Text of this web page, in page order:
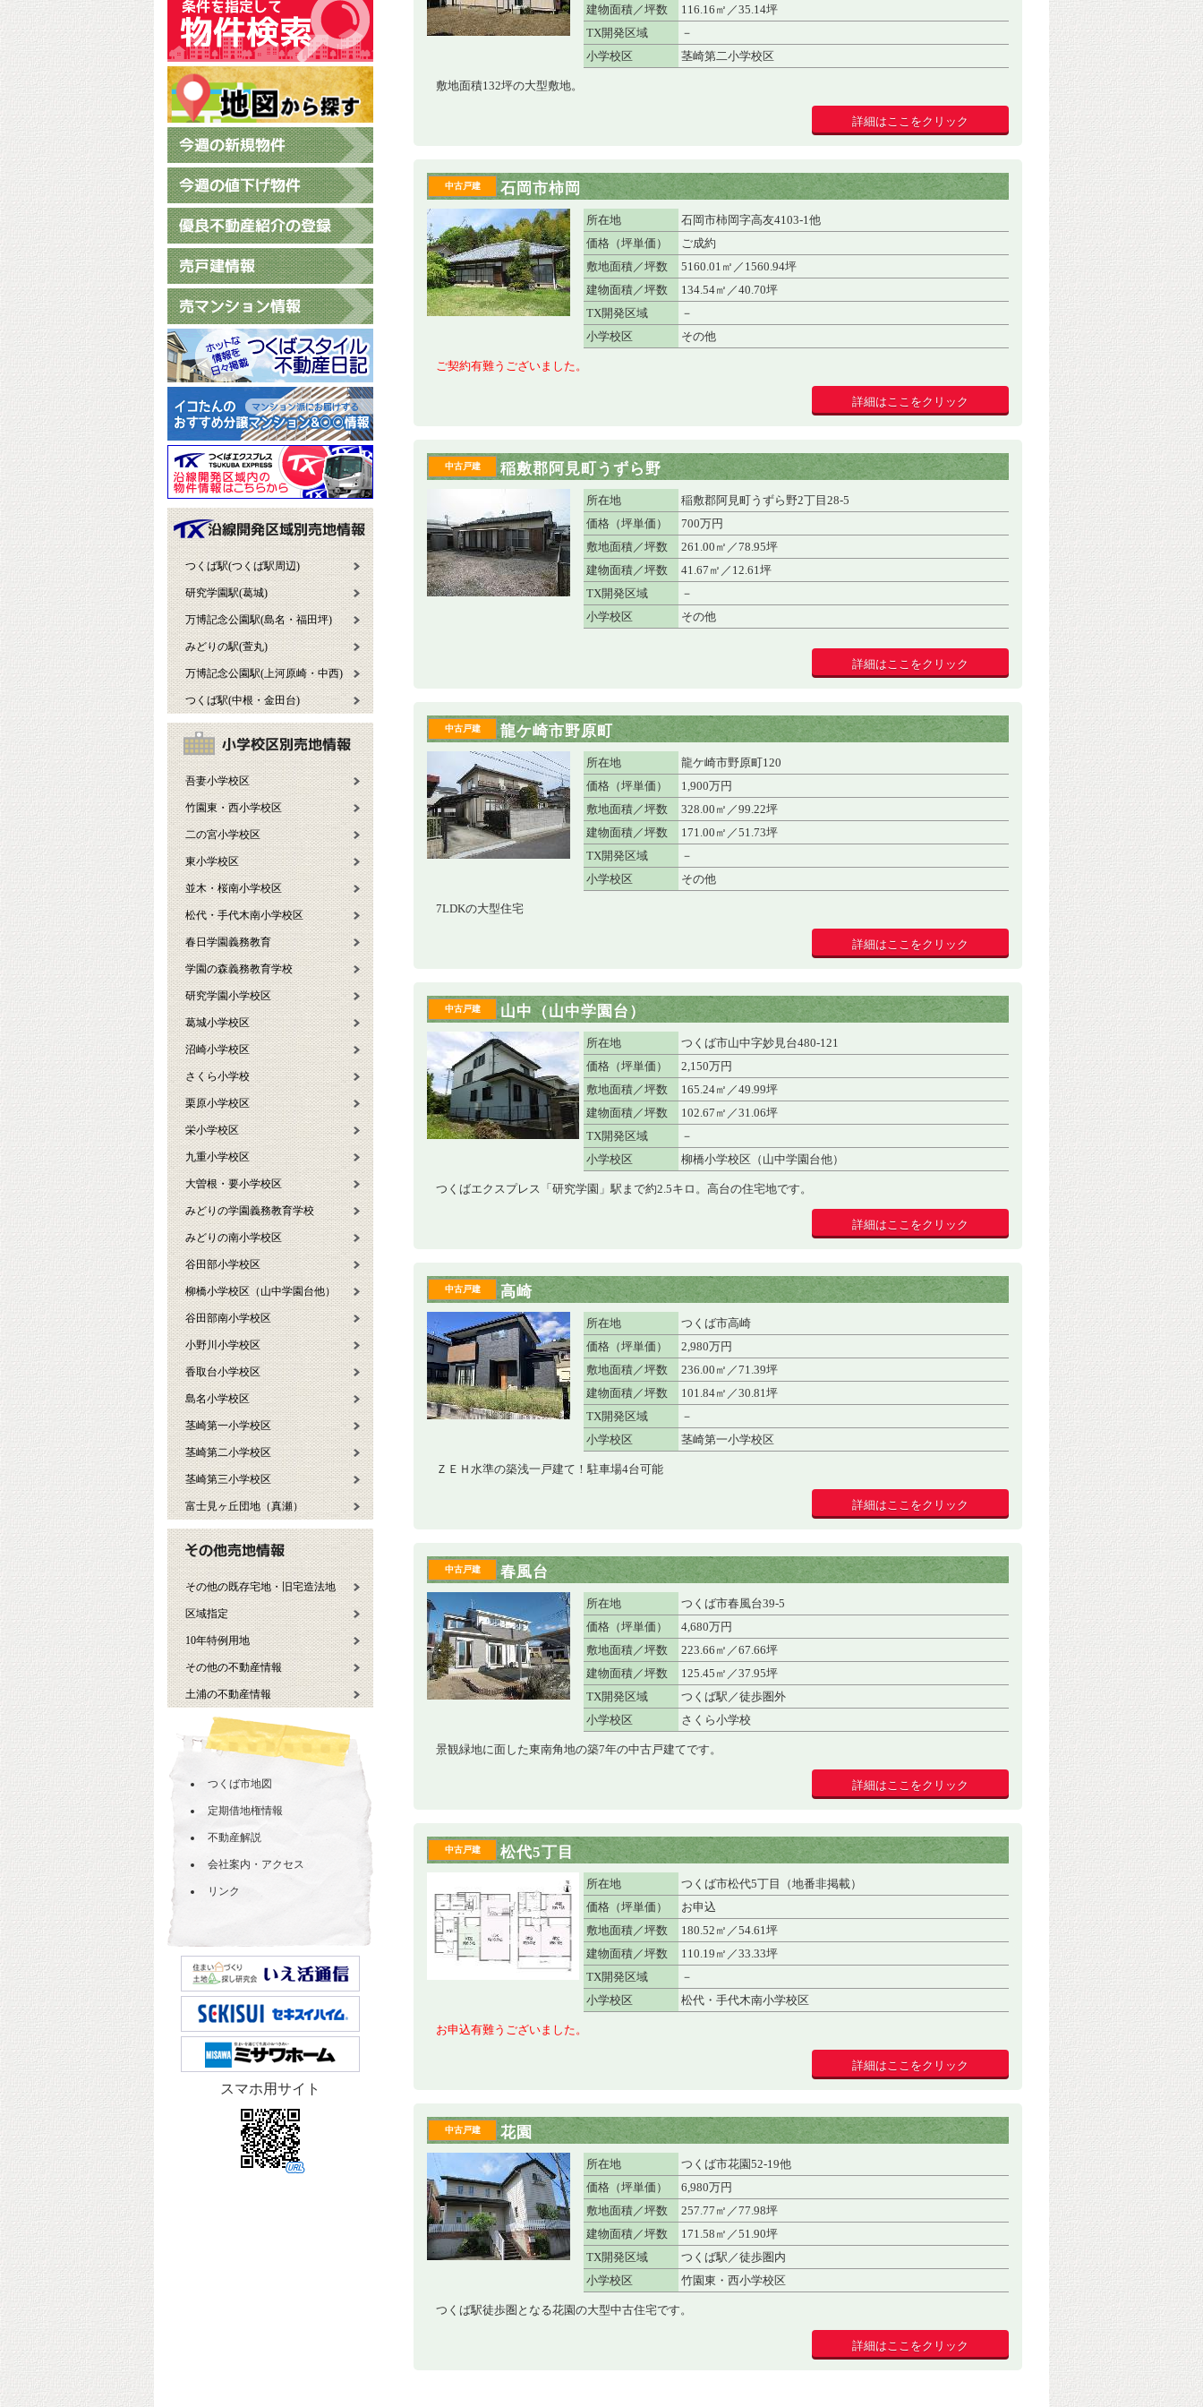
つくば駅(つくば駅周辺)
研究学園駅(葛城)
万博記念公園駅(島名・福田坪)
みどりの駅(萱丸)
万博記念公園駅(上河原崎・中西)
つくば駅(中根・金田台)
吾妻小学校区
竹園東・西小学校区
二の宮小学校区
東小学校区
並木・桜南小学校区
松代・手代木南小学校区
春日学園義務教育
学園の森義務教育学校
研究学園小学校区
葛城小学校区
沼崎小学校区
さくら小学校
栗原小学校区
栄小学校区
九重小学校区
大曽根・要小学校区
みどりの学園義務教育学校
みどりの南小学校区
谷田部小学校区
柳橋小学校区（山中学園台他）
谷田部南小学校区
小野川小学校区
香取台小学校区
島名小学校区
茎崎第一小学校区
茎崎第二小学校区
茎崎第三小学校区
富士見ヶ丘団地（真瀬）
その他の既存宅地・旧宅造法地
区域指定
10年特例用地
その他の不動産情報
土浦の不動産情報
つくば市地図
定期借地権情報
不動産解説
会社案内・アクセス
リンク
スマホ用サイト
建物面積／坪数
116.16㎡／35.14坪
TX開発区域
－
小学校区
茎崎第二小学校区
敷地面積132坪の大型敷地。
詳細はここをクリック
中古戸建 石岡市柿岡
所在地
石岡市柿岡字高友4103-1他
価格（坪単価）
ご成約
敷地面積／坪数
5160.01㎡／1560.94坪
建物面積／坪数
134.54㎡／40.70坪
TX開発区域
－
小学校区
その他
ご契約有難うございました。
詳細はここをクリック
中古戸建 稲敷郡阿見町うずら野
所在地
稲敷郡阿見町うずら野2丁目28-5
価格（坪単価）
700万円
敷地面積／坪数
261.00㎡／78.95坪
建物面積／坪数
41.67㎡／12.61坪
TX開発区域
－
小学校区
その他
詳細はここをクリック
中古戸建 龍ケ崎市野原町
所在地
龍ケ崎市野原町120
価格（坪単価）
1,900万円
敷地面積／坪数
328.00㎡／99.22坪
建物面積／坪数
171.00㎡／51.73坪
TX開発区域
－
小学校区
その他
7LDKの大型住宅
詳細はここをクリック
中古戸建 山中（山中学園台）
所在地
つくば市山中字妙見台480-121
価格（坪単価）
2,150万円
敷地面積／坪数
165.24㎡／49.99坪
建物面積／坪数
102.67㎡／31.06坪
TX開発区域
－
小学校区
柳橋小学校区（山中学園台他）
つくばエクスプレス「研究学園」駅まで約2.5キロ。高台の住宅地です。
詳細はここをクリック
中古戸建 高崎
所在地
つくば市高崎
価格（坪単価）
2,980万円
敷地面積／坪数
236.00㎡／71.39坪
建物面積／坪数
101.84㎡／30.81坪
TX開発区域
－
小学校区
茎崎第一小学校区
ＺＥＨ水準の築浅一戸建て！駐車場4台可能
詳細はここをクリック
中古戸建 春風台
所在地
つくば市春風台39-5
価格（坪単価）
4,680万円
敷地面積／坪数
223.66㎡／67.66坪
建物面積／坪数
125.45㎡／37.95坪
TX開発区域
つくば駅／徒歩圏外
小学校区
さくら小学校
景観緑地に面した東南角地の築7年の中古戸建てです。
詳細はここをクリック
中古戸建 松代5丁目
所在地
つくば市松代5丁目（地番非掲載）
価格（坪単価）
お申込
敷地面積／坪数
180.52㎡／54.61坪
建物面積／坪数
110.19㎡／33.33坪
TX開発区域
－
小学校区
松代・手代木南小学校区
お申込有難うございました。
詳細はここをクリック
中古戸建 花園
所在地
つくば市花園52-19他
価格（坪単価）
6,980万円
敷地面積／坪数
257.77㎡／77.98坪
建物面積／坪数
171.58㎡／51.90坪
TX開発区域
つくば駅／徒歩圏内
小学校区
竹園東・西小学校区
つくば駅徒歩圏となる花園の大型中古住宅です。
詳細はここをクリック